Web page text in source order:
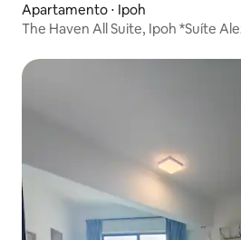
Apartamento ⋅ Ipoh
The Haven All Suite, Ipoh *Suíte